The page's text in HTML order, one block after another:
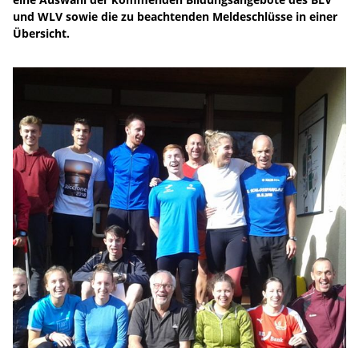
und WLV sowie die zu beachtenden Meldeschlüsse in einer
Übersicht.